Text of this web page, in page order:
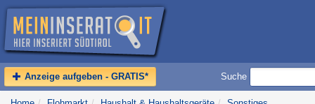
Anzeige aufgeben - GRATIS* Suche